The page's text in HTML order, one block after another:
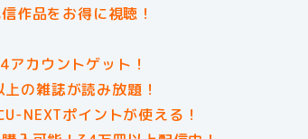
作品をお得に視聴！
カウントゲット！
の雑誌が読み放題！
NEXTポイントが使える！